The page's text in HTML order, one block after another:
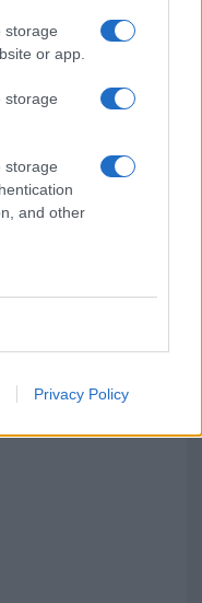
storage
or app.
storage
storage
and other
Privacy Policy